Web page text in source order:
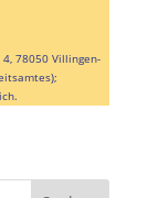
78050 Villingen-